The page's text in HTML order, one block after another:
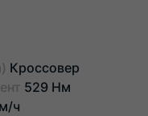
Кроссовер
529 Нм
ч